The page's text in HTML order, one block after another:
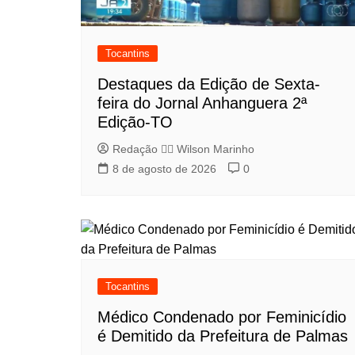
Tocantins
Destaques da Edição de Sexta-
feira do Jornal Anhanguera 2ª
Edição-TO
Redação 👨‍⚖️​ Wilson Marinho
8 de agosto de 2026
0
Tocantins
Médico Condenado por Feminicídio
é Demitido da Prefeitura de Palmas